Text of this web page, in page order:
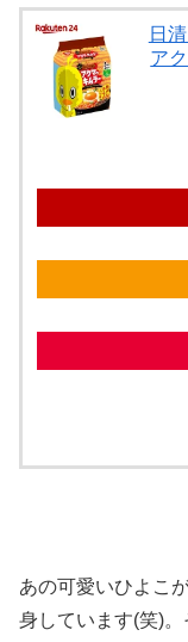
日
ア
あの可愛いひよこ
身しています(笑)